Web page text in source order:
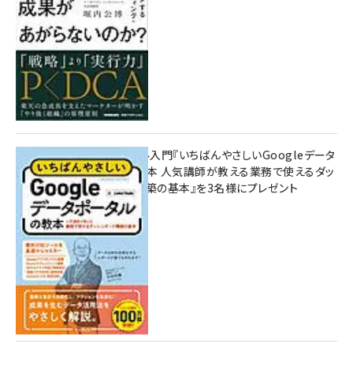
無料BIツール入門『いちばんやさしいGoogleデータ
ポータルの教本 人気講師が教える業務で使えるダッ
シュボード構築の基本』を3名様にプレゼント
7月31日 10:00